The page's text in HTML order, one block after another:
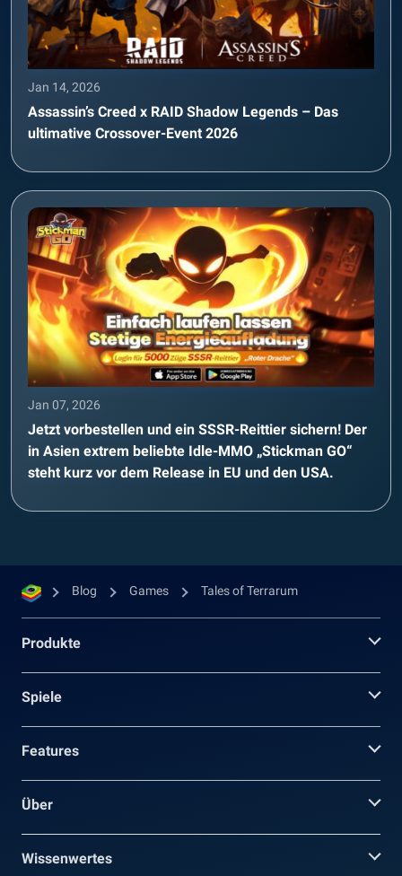
Jan 14, 2026
Assassin’s Creed x RAID Shadow Legends – Das
ultimative Crossover-Event 2026
Jan 07, 2026
Jetzt vorbestellen und ein SSSR-Reittier sichern! Der
in Asien extrem beliebte Idle-MMO „Stickman GO“
steht kurz vor dem Release in EU und den USA.
Blog Games Tales of Terrarum
Produkte
Spiele
Features
Über
Wissenwertes